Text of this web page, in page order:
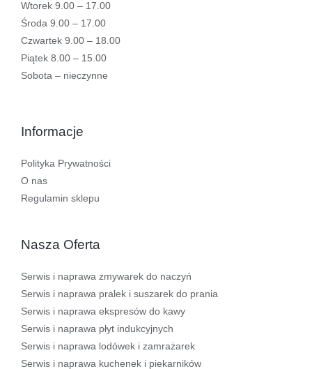
Wtorek 9.00 – 17.00
Środa 9.00 – 17.00
Czwartek 9.00 – 18.00
Piątek 8.00 – 15.00
Sobota – nieczynne
Informacje
Polityka Prywatności
O nas
Regulamin sklepu
Nasza Oferta
Serwis i naprawa zmywarek do naczyń
Serwis i naprawa pralek i suszarek do prania
Serwis i naprawa ekspresów do kawy
Serwis i naprawa płyt indukcyjnych
Serwis i naprawa lodówek i zamrażarek
Serwis i naprawa kuchenek i piekarników